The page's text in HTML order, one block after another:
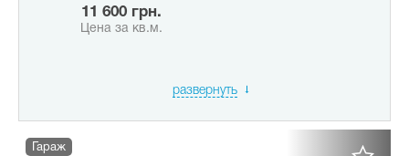
11 600 грн.
Цена за кв.м.
развернуть
Гараж